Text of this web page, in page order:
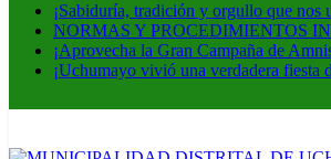
¡Sabiduría, tradición y orgullo que nos
NORMAS Y PROCEDIMIENTOS
¡Aprovecha la Gran Campaña de
¡Uchumayo vivió una verdadera fiesta